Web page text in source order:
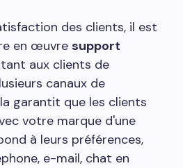
des clients, il est
en œuvre support
aux clients de
canaux de
garantit que les clients
votre marque d'une
à leurs préférences,
e-mail, chat en